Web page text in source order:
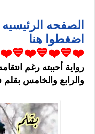
الصفحه الرئيسيه
اضغطوا هنا
رواية أحببته رغم
والرابع والخامس